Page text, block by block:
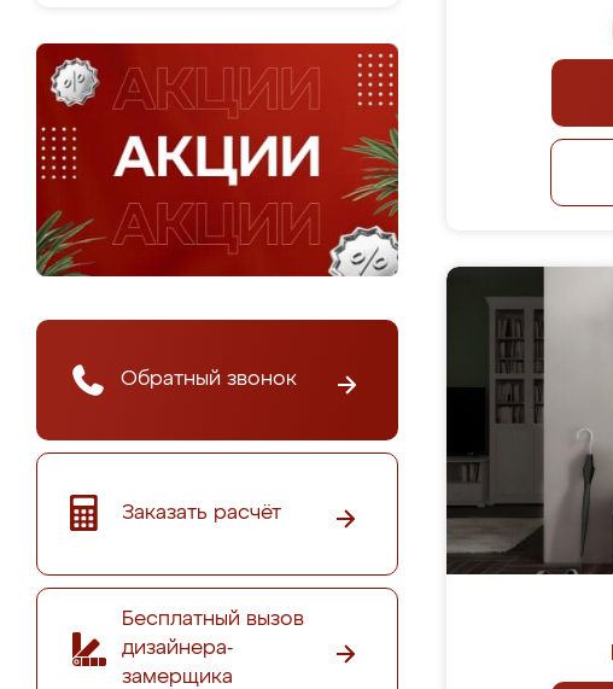
Обратный звонок
Заказать расчёт
Бесплатный вызов
дизайнера-
замерщика